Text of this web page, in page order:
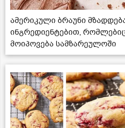
ამერიკული ბრაუნი
ინგრედიენტებით,
მოიპოვება სამზარეულოში